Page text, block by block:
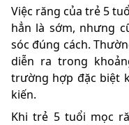
Việc răng của trẻ 5
hẳn là sớm, nhưng
sóc đúng cách.
diễn ra trong
trường hợp đặc biệt
kiến.
Khi trẻ 5 tuổi mọc